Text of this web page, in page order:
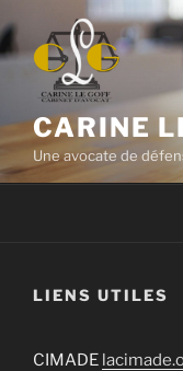
au
contenu
principal
CARINE
Une avocate de
LIENS UTILES
CIMADE